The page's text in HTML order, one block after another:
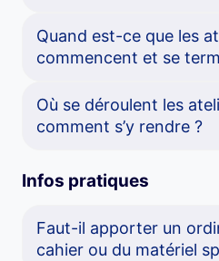
Quand est-ce que les
commencent et
Où se déroulent les
comment s’y rendre ?
Infos pratiques
Faut-il apporter un
cahier ou du matériel